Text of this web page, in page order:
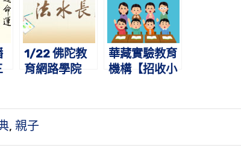
1/22 佛陀教
育網路學院
華藏桌面瀏覽
器
華藏實驗教育
機構【招收小
, 親子